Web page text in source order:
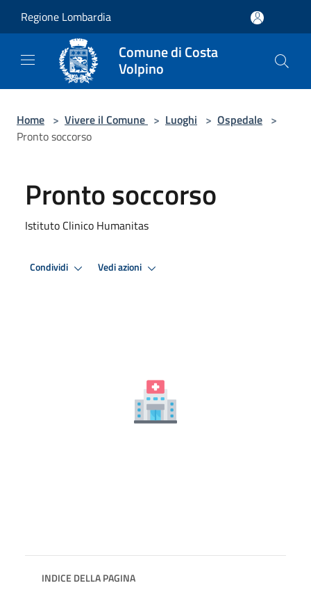
Regione Lombardia
Comune di Costa
Volpino
Home > Vivere il Comune > Luoghi > Ospedale >
Pronto soccorso
Pronto soccorso
Istituto Clinico Humanitas
Condividi Vedi azioni
INDICE DELLA PAGINA